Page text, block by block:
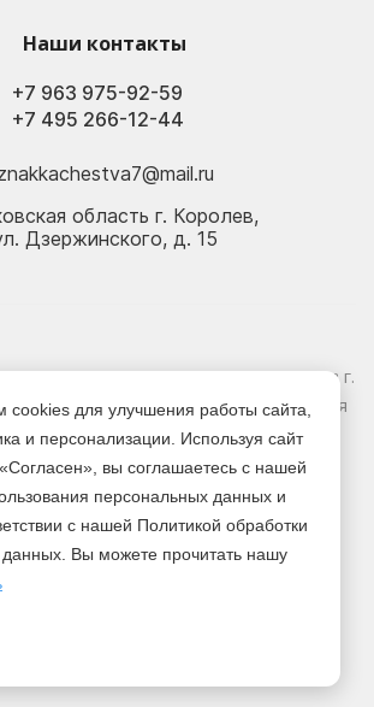
Наши контакты
+7 495 266-12-44
+7 963 975-92-59
область г. Королев,
Дзержинского, д. 15
оптом и в розницу - Магазин-склад в г.
указанная на сайте, не является
публичной офертой.
Версия для печати
cookies для улучшения работы сайта,
и персонализации. Используя сайт
вы соглашаетесь с нашей
персональных данных и
с нашей Политикой обработки
Вы можете прочитать нашу